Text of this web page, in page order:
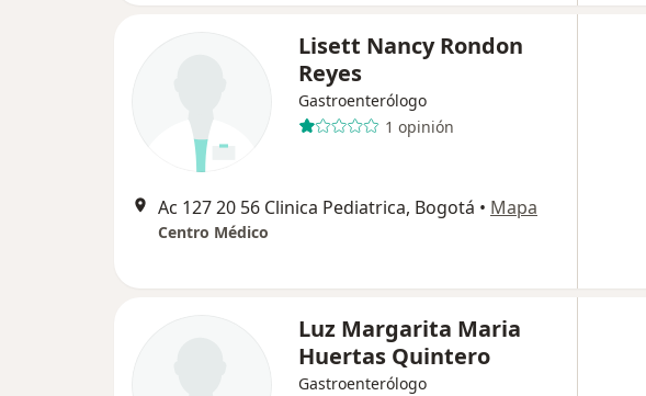
Lisett Nancy Rondon
Reyes
Gastroenterólogo
1 opinión
Ac 127 20 56 Clinica Pediatrica, Bogotá • Mapa
Centro Médico
Luz Margarita Maria
Huertas Quintero
Gastroenterólogo